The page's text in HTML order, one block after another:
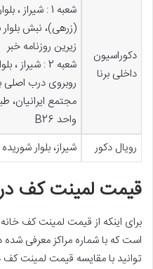
دکوراسیون
داخلی برنا
شعبه 1 : شیراز ،
(زرهی)، نبش
زیرین روزنامه خبر
شعبه 2 : شیراز ،
روبروی درب اصلی
مجتمع ایرانیان،
واحد B26
رویال دکور شیراز، بلوار
قیمت لمینت کف
برای اینکه از قیمت لمینت کف
است که با شماره مراکز معرفی
توانید با مقایسه قیمت لمینت